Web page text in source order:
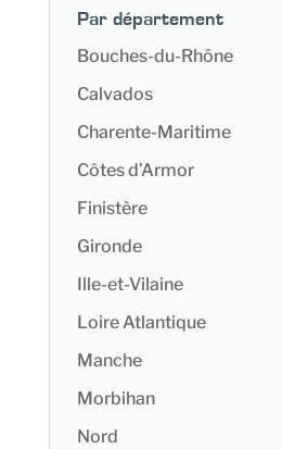
Par département
Bouches-du-Rhône
Calvados
Charente-Maritime
Côtes d’Armor
Finistère
Gironde
Ille-et-Vilaine
Loire Atlantique
Manche
Morbihan
Nord